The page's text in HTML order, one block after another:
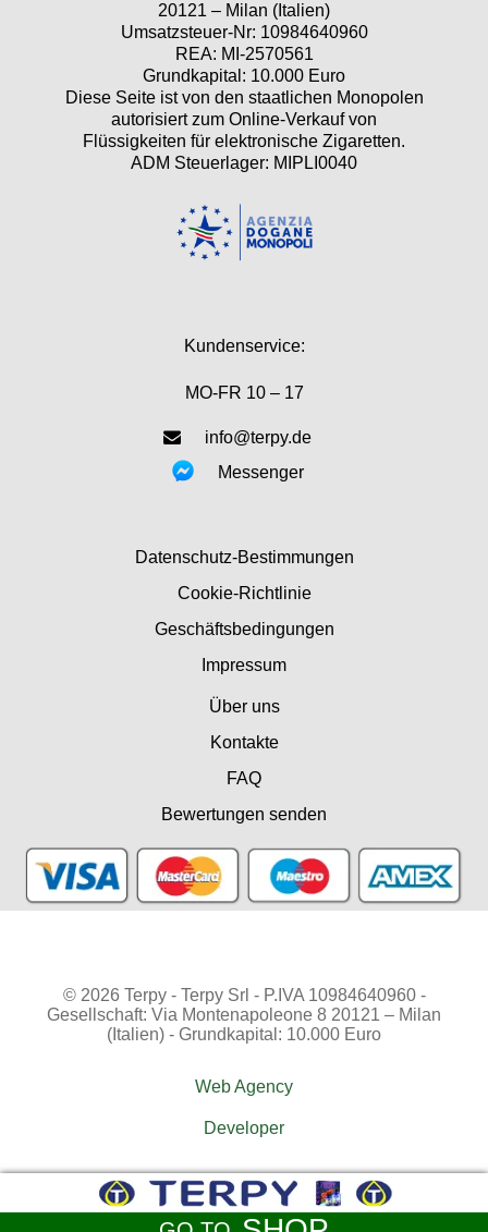
20121 – Milan (Italien)
Umsatzsteuer-Nr: 10984640960
REA: MI-2570561
Grundkapital: 10.000 Euro
Diese Seite ist von den staatlichen Monopolen
autorisiert zum Online-Verkauf von
Flüssigkeiten für elektronische Zigaretten.
ADM Steuerlager: MIPLI0040
Kundenservice:
MO-FR 10 – 17
info@terpy.de
Messenger
Datenschutz-Bestimmungen
Cookie-Richtlinie
Geschäftsbedingungen
Impressum
Über uns
Kontakte
FAQ
Bewertungen senden
© 2026 Terpy - Terpy Srl - P.IVA 10984640960 -
Gesellschaft: Via Montenapoleone 8 20121 – Milan
(Italien) - Grundkapital: 10.000 Euro
Web Agency
Developer